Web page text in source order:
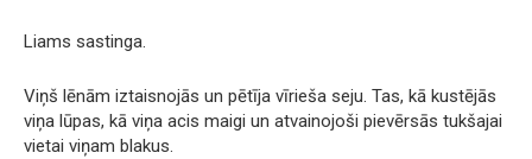
Liams sastinga.
Viņš lēnām iztaisnojās un pētīja vīrieša seju. Tas, kā kustējās
viņa lūpas, kā viņa acis maigi un atvainojoši pievērsās tukšajai
vietai viņam blakus.